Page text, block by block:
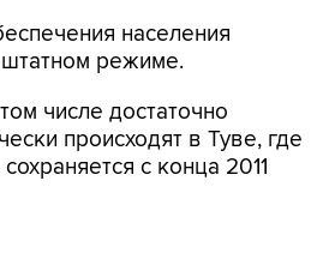
населения
режиме.
числе достаточно
происходят в Туве, где
с конца 2011